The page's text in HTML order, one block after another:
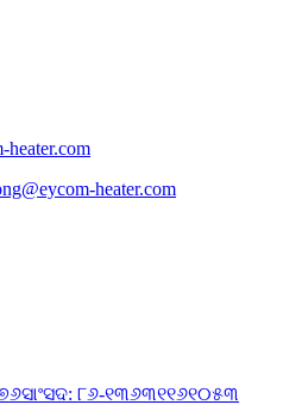
heater.com
heater.com
ସାଂସଦ: ୮୬-୧୩୬୩୧୧୬୧୦୫୩